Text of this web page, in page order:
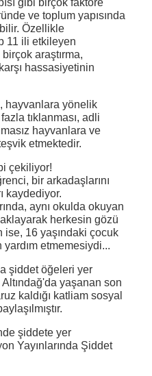
gibi birçok faktöre
ve toplum yapısında
Özellikle
11 ili etkileyen
araştırma,
hassasiyetinin
hayvanlara yönelik
tıklanması, adli
hayvanlara ve
etmektedir.
çekiliyor!
bir arkadaşlarını
kaydediyor.
aynı okulda okuyan
herkesin gözü
16 yaşındaki çocuk
etmemesiydi...
şiddet öğeleri yer
yaşanan son
kaldığı katliam sosyal
şiddete yer
Yayınlarında Şiddet